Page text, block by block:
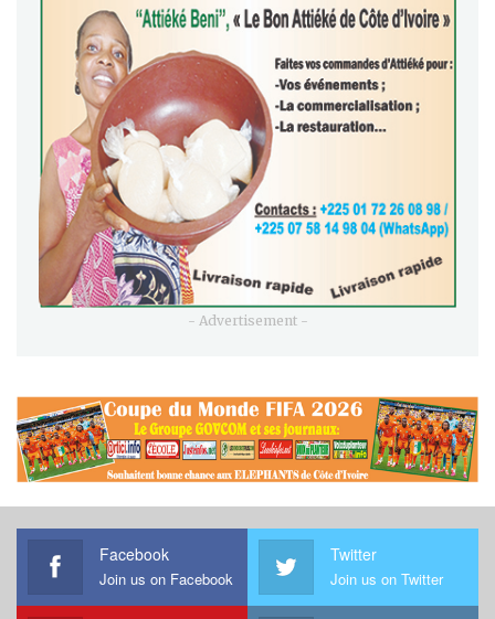
- Advertisement -
Facebook
Join us on Facebook
Twitter
Join us on Twitter